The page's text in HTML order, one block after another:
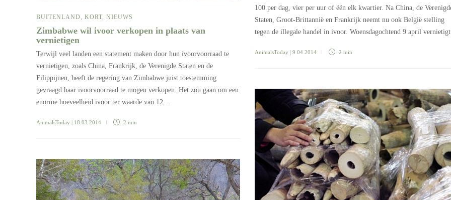
100 per dag, vier per uur of één elk kwartier. Na China, de
Staten, Groot-Brittannië en Frankrijk neemt nu ook België stelling
tegen de illegale handel in ivoor. Woensdagochtend 9 april
AnimalsToday | 9 04 2014 2 min
BUITENLAND, KORT, NIEUWS
Zimbabwe wil ivoor verkopen in plaats van
vernietigen
Terwijl veel landen een statement maken door hun ivoorvoorraad te
vernietigen, zoals China, Frankrijk, de Verenigde Staten en de
Filippijnen, heeft de regering van Zimbabwe juist toestemming
gevraagd haar ivoorvoorraad te mogen verkopen. Het zou gaan om een
enorme hoeveelheid ivoor ter waarde van 12…
AnimalsToday | 18 03 2014 2 min